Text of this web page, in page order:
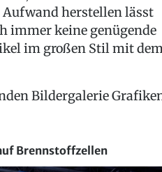
herstellen lässt
immer keine genügende
im großen Stil mit
Bildergalerie
Brennstoffzellen